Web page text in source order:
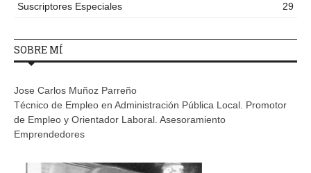
Suscriptores Especiales
29
SOBRE MÍ
Jose Carlos Muñoz Parreño
Técnico de Empleo en Administración Pública Local. Promotor
de Empleo y Orientador Laboral. Asesoramiento
Emprendedores